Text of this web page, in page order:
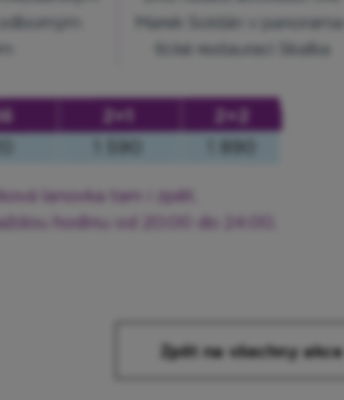
Zpět na všechny akce